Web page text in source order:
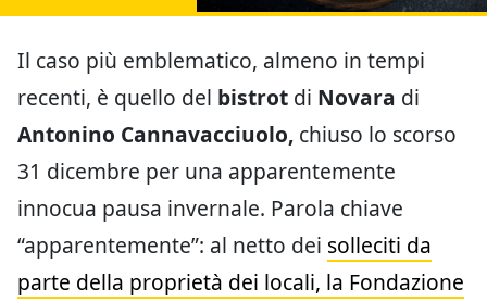
Il caso più emblematico, almeno in tempi
recenti, è quello del bistrot di Novara di
Antonino Cannavacciuolo, chiuso lo scorso
31 dicembre per una apparentemente
innocua pausa invernale. Parola chiave
“apparentemente”: al netto dei solleciti da
parte della proprietà dei locali, la Fondazione